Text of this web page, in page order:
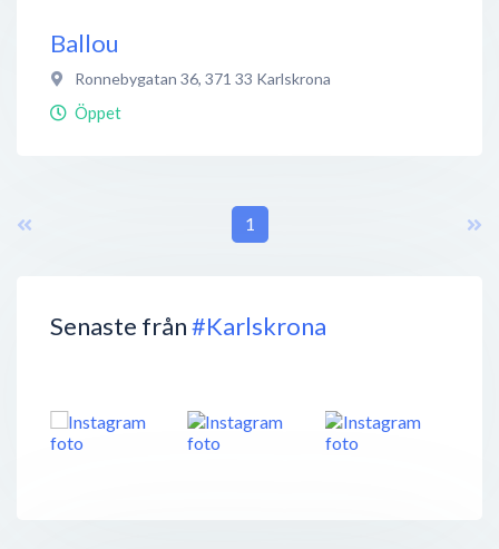
Senaste från#Karlskrona
Ballou
Ronnebygatan 36, 371 33 Karlskrona
Öppet
1